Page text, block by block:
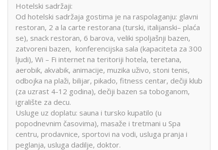
Hotelski sadržaji:
Od hotelski sadržaja gostima je na raspolaganju: glavni
restoran, 2 a la carte restorana (turski, italijanski– plaća
se), snack restoran, 6 barova, veliki spoljašnji bazen,
zatvoreni bazen, konferencijska sala (kapaciteta za 300
ljudi), Wi – Fi internet na teritoriji hotela, teretana,
aerobik, akvabik, animacije, muzika uživo, stoni tenis,
odbojka na plaži, bilijar, pikado, fitness centar, dečiji klub
(za uzrast 4-12 godina), dečiji bazen sa toboganom,
igralište za decu.
Usluge uz doplatu: sauna i tursko kupatilo (u
popodnevnim časovima), masaže i tretmani u Spa
centru, prodavnice, sportovi na vodi, usluga pranja i
peglanja, usluga dadilje, doktor.